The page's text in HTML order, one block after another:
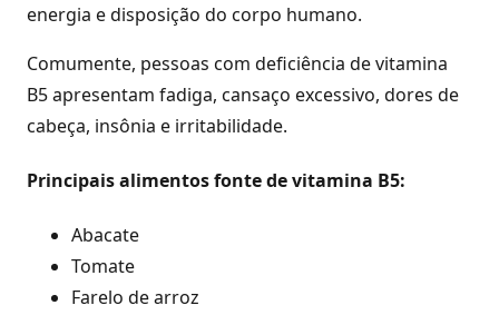
energia e disposição do corpo humano.
Comumente, pessoas com deficiência de vitamina
B5 apresentam fadiga, cansaço excessivo, dores de
cabeça, insônia e irritabilidade.
Principais alimentos fonte de vitamina B5:
Abacate
Tomate
Farelo de arroz